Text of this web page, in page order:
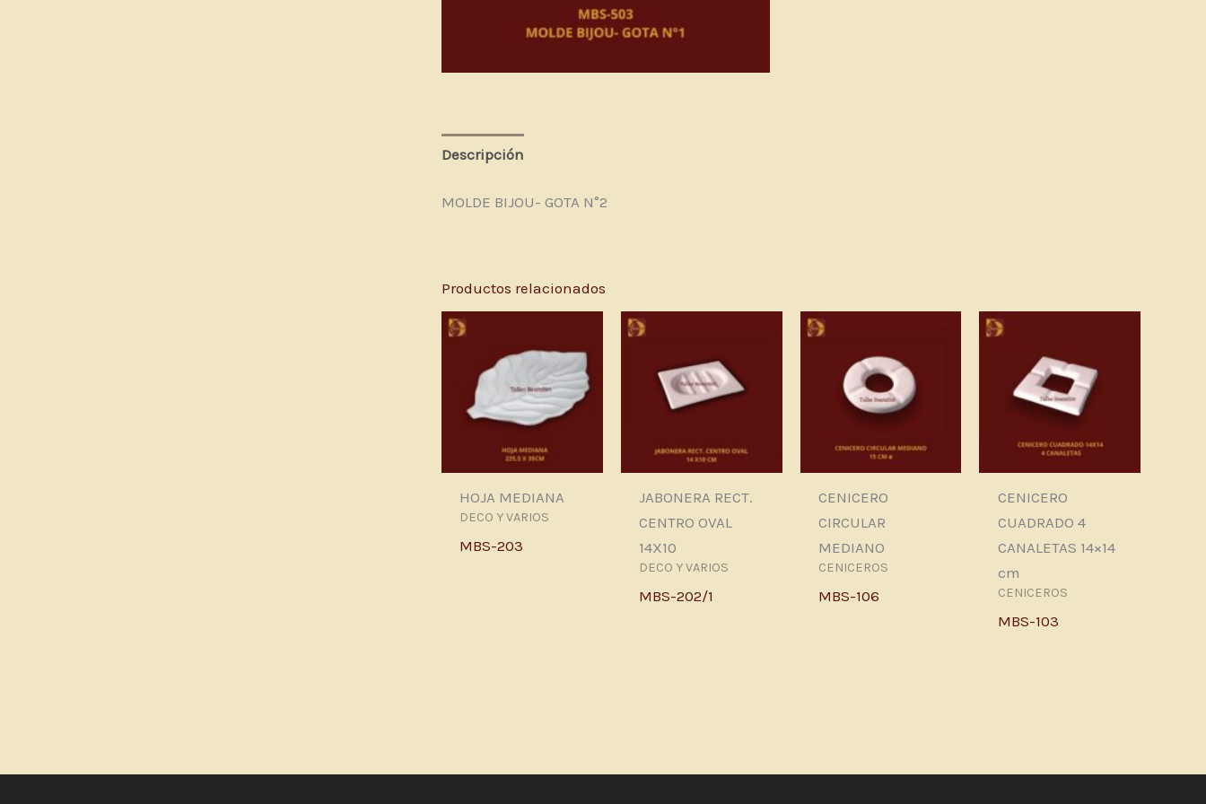
Descripción
MOLDE BIJOU- GOTA N°2
Productos relacionados
HOJA MEDIANA
DECO Y VARIOS
MBS-203
JABONERA RECT.
CENTRO OVAL
14X10
DECO Y VARIOS
MBS-202/1
CENICERO
CIRCULAR
MEDIANO
CENICEROS
MBS-106
CENICERO
CUADRADO 4
CANALETAS 14×14
cm
CENICEROS
MBS-103